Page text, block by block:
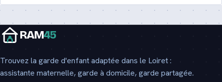
RAM45
Trouvez la garde d'enfant adaptée dans le Loiret :
assistante maternelle, garde à domicile, garde partagée.